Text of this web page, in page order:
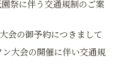
祭に伴う交通規制のご案
会の御予約につきまして
大会の開催に伴い交通規